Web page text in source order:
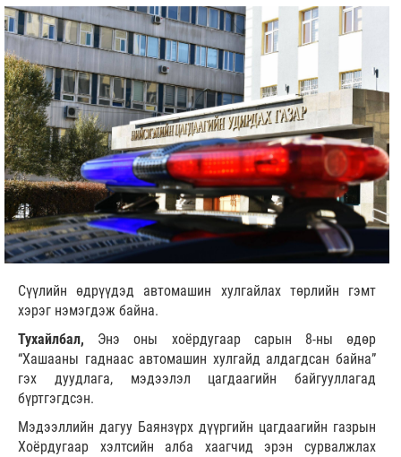
Сүүлийн өдрүүдэд автомашин хулгайлах төрлийн гэмт
хэрэг нэмэгдэж байна.
Тухайлбал, Энэ оны хоёрдугаар сарын 8-ны өдөр
“Хашааны гаднаас автомашин хулгайд алдагдсан байна”
гэх дуудлага, мэдээлэл цагдаагийн байгууллагад
бүртгэгдсэн.
Мэдээллийн дагуу Баянзүрх дүүргийн цагдаагийн газрын
Хоёрдугаар хэлтсийн алба хаагчид эрэн сурвалжлах